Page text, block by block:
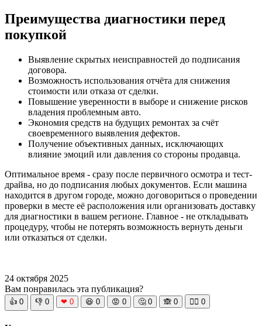
Преимущества диагностики перед
покупкой
Выявление скрытых неисправностей до подписания
договора.
Возможность использования отчёта для снижения
стоимости или отказа от сделки.
Повышение уверенности в выборе и снижение рисков
владения проблемным авто.
Экономия средств на будущих ремонтах за счёт
своевременного выявления дефектов.
Получение объективных данных, исключающих
влияние эмоций или давления со стороны продавца.
Оптимальное время - сразу после первичного осмотра и тест-
драйва, но до подписания любых документов. Если машина
находится в другом городе, можно договориться о проведении
проверки в месте её расположения или организовать доставку
для диагностики в вашем регионе. Главное - не откладывать
процедуру, чтобы не потерять возможность вернуть деньги
или отказаться от сделки.
24 октября 2025
Вам понравилась эта публикация?
👍 0 👎 0 ❤ 0 😆 0 😡 0 🤔 0 🙈 0 🧘‍♀️ 0